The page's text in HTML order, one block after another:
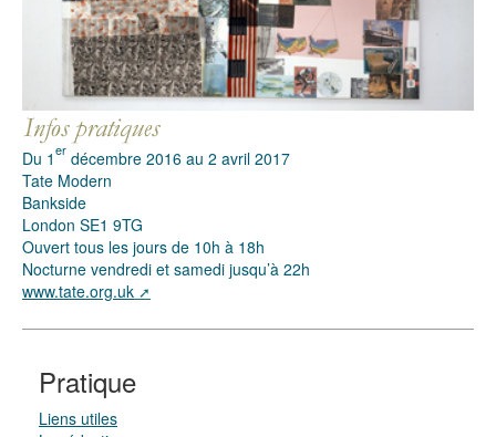
Du 1er décembre 2016 au 2 avril 2017
Tate Modern
Bankside
London SE1 9TG
Ouvert tous les jours de 10h à 18h
Nocturne vendredi et samedi jusqu’à 22h
www.tate.org.uk
Pratique
Liens utiles